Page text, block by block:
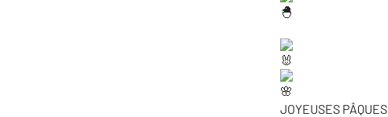
JOYEUSES PÂQUES